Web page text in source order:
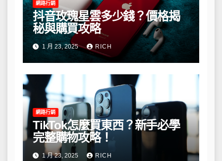
網路行銷
抖音玫瑰星雲多少錢？價格揭
秘與購買攻略
1 月 23, 2025 RICH
網路行銷
TikTok怎麼買東西？新手必學
完整購物攻略！
1 月 23, 2025 RICH